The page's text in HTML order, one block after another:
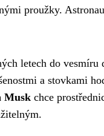
proužky.
letech do
a stovkami
Musk chce